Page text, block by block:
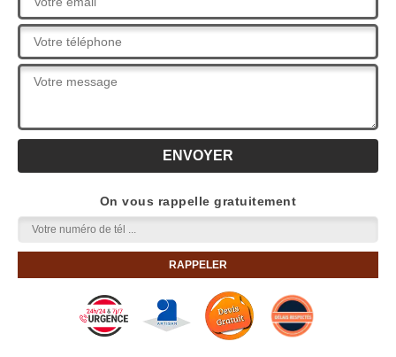
On vous rappelle gratuitement